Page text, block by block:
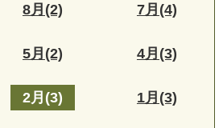
8月(2) 7月(4)
5月(2) 4月(3)
2月(3) 1月(3)